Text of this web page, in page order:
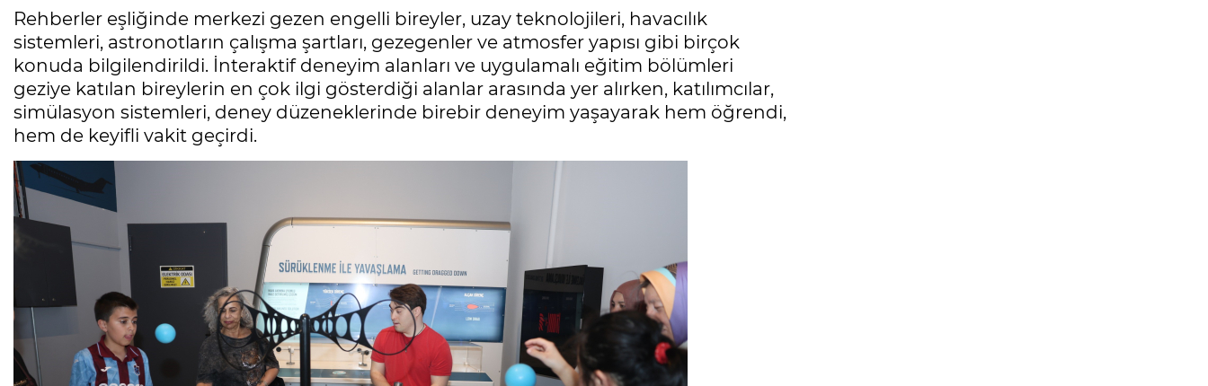
Rehberler eşliğinde merkezi gezen engelli bireyler, uzay teknolojileri, havacılık
sistemleri, astronotların çalışma şartları, gezegenler ve atmosfer yapısı gibi birçok
konuda bilgilendirildi. İnteraktif deneyim alanları ve uygulamalı eğitim bölümleri
geziye katılan bireylerin en çok ilgi gösterdiği alanlar arasında yer alırken, katılımcılar,
simülasyon sistemleri, deney düzeneklerinde birebir deneyim yaşayarak hem öğrendi,
hem de keyifli vakit geçirdi.